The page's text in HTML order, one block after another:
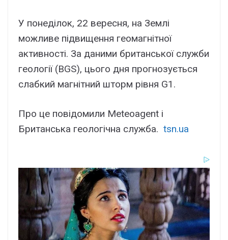
У понеділок, 22 вересня, на Землі
можливе підвищення геомагнітної
активності. За даними британської служби
геології (BGS), цього дня прогнозується
слабкий магнітний шторм рівня G1.
Про це повідомили Meteoagent і
Британська геологічна служба. tsn.ua